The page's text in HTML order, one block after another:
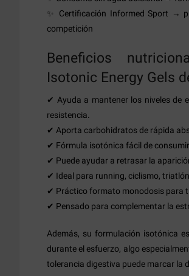
✨ Certificación Informed Sport →
competición
Beneficios
Isotonic Energy Gels
✔ Ayuda a mantener los niveles de
resistencia.
✔ Aporta carbohidratos de rápida
✔ Fórmula isotónica fácil de
✔ Puede ayudar a retrasar la
✔ Ideal para running, ciclismo,
✔ Práctico formato monodosis para
✔ Pensado para complementar la
Además, su formulación isotónica
durante el esfuerzo, algo
tolerancia digestiva puede marcar la